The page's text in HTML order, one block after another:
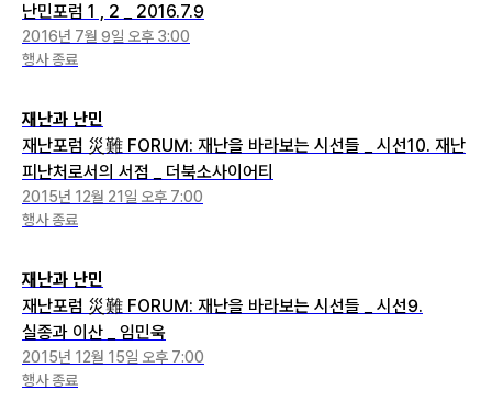
난민포럼 1 , 2 _ 2016.7.9
2016년 7월 9일 오후 3:00
행사 종료
재난과 난민
재난포럼 災難 FORUM: 재난을 바라보는 시선들 _ 시선10. 재난
피난처로서의 서점 _ 더북소사이어티
2015년 12월 21일 오후 7:00
행사 종료
재난과 난민
재난포럼 災難 FORUM: 재난을 바라보는 시선들 _ 시선9.
실종과 이산 _ 임민욱
2015년 12월 15일 오후 7:00
행사 종료